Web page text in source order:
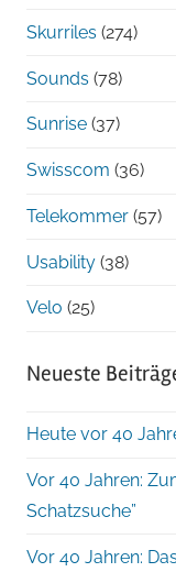
Skurriles (274)
Sounds (78)
Sunrise (37)
Swisscom (36)
Telekommer (57)
Usability (38)
Velo (25)
Neueste
Heute vor 40
Vor 40 Jahren:
Schatzsuche”
Vor 40 Jahren: